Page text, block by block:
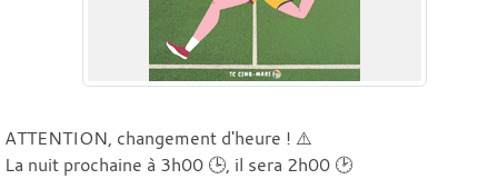
ATTENTION, changement d'heure ! ⚠️
La nuit prochaine à 3h00 🕒, il sera 2h00 🕑